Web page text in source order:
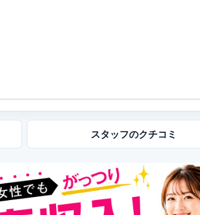
スタッフのクチコミ